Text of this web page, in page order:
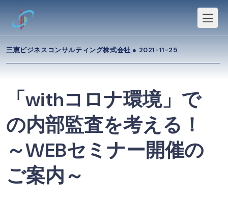
三恵ビジネスコンサルティング株式会社 ● 2021-11-25
「withコロナ環境」で
の内部監査を考える！
～WEBセミナー開催の
ご案内～